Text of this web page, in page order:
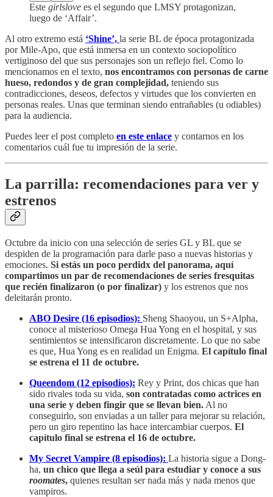
Este girlslove es el segundo que LMSY protagonizan,
luego de ‘Affair’.
Al otro extremo está ‘Shine’, la serie BL de época protagonizada
por Mile-Apo, que está inmersa en un contexto sociopolítico
vertiginoso del que sus personajes son un reflejo fiel. Como lo
mencionamos en el texto, nos encontramos con personas de carne
hueso, redondos y de gran complejidad, teniendo sus
contradicciones, deseos, defectos y virtudes que los convierten en
personas reales. Unas que terminan siendo entrañables (u odiables)
para la audiencia.
Puedes leer el post completo en este enlace y contarnos en los
comentarios cuál fue tu impresión de la serie.
La parrilla: recomendaciones para ver y
estrenos
Octubre da inicio con una selección de series GL y BL que se
despiden de la programación para darle paso a nuevas historias y
emociones. Si estás un poco perdidx del panorama, aquí
compartimos un par de recomendaciones de series fresquitas
que recién finalizaron (o por finalizar) y los estrenos que nos
deleitarán pronto.
ABO Desire (16 episodios): Sheng Shaoyou, un S+Alpha,
conoce al misterioso Omega Hua Yong en el hospital, y sus
sentimientos se intensificaron discretamente. Lo que no sabe
es que, Hua Yong es en realidad un Enigma. El capítulo final
se estrena el 11 de octubre.
Queendom (12 episodios): Rey y Print, dos chicas que han
sido rivales toda su vida, son contratadas como actrices en
una serie y deben fingir que se llevan bien. Al no
conseguirlo, son enviadas a un taller para mejorar su relación,
pero un giro repentino las hace intercambiar cuerpos. El
capítulo final se estrena el 16 de octubre.
My Secret Vampire (8 episodios): La historia sigue a Dong-
ha, un chico que llega a seúl para estudiar y conoce a sus
roomates, quienes resultan ser nada más y nada menos que
vampiros.